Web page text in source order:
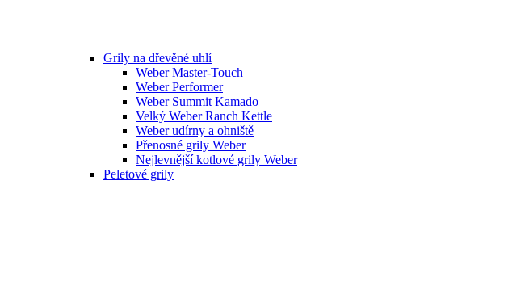
Grily na dřevěné uhlí
Weber Master-Touch
Weber Performer
Weber Summit Kamado
Velký Weber Ranch Kettle
Weber udírny a ohniště
Přenosné grily Weber
Nejlevnější kotlové grily Weber
Peletové grily